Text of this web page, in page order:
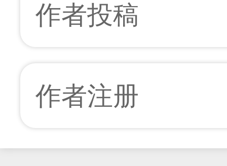
作者投稿
作者注册